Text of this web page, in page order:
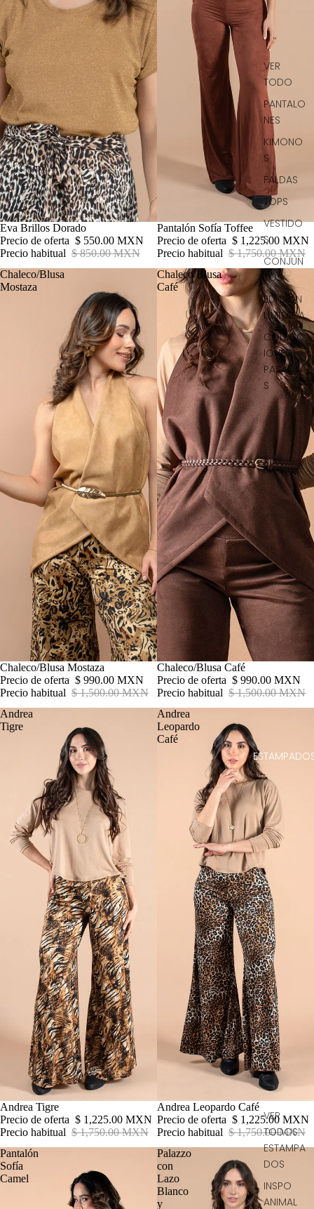
VER
TODO
PANTALO
NES
KIMONO
S
FALDAS
TOPS
VESTIDO
S
CONJUN
TOS
EDICIÓN
LIMITADA
COLECC
IONES
PASADA
S
VER
TODOS
ESTAMPA
DOS
INSPO
ANIMAL
Oferta
Eva Brillos Dorado
Precio de oferta $ 550.00 MXN
Precio habitual $ 850.00 MXN
Oferta
Pantalón Sofía Toffee
Precio de oferta $ 1,225.00 MXN
Precio habitual $ 1,750.00 MXN
Chaleco/Blusa
Mostaza
Oferta
Chaleco/Blusa Mostaza
Precio de oferta $ 990.00 MXN
Precio habitual $ 1,500.00 MXN
Chaleco/Blusa
Café
Oferta
Chaleco/Blusa Café
Precio de oferta $ 990.00 MXN
Precio habitual $ 1,500.00 MXN
Andrea
Tigre
Oferta
Andrea Tigre
Precio de oferta $ 1,225.00 MXN
Precio habitual $ 1,750.00 MXN
Andrea
Leopardo
Café
Oferta
Andrea Leopardo Café
Precio de oferta $ 1,225.00 MXN
Precio habitual $ 1,750.00 MXN
Pantalón
Sofía
Camel
Palazzo
con
Lazo
Blanco
y